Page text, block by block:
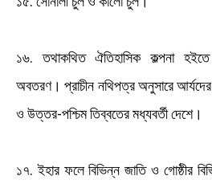
১৬. তথাকথিত ঐতিহাসিক কল্পনা
অবতরণ। প্রাচীন নথিপত্র অনুসারে আর্যদের
ও উত্তর-পশ্চিম তিব্বতের মধ্যবর্তী দেশে।
১৭. ইহার ফলে বিভিন্ন জাতি ও গোষ্ঠীর